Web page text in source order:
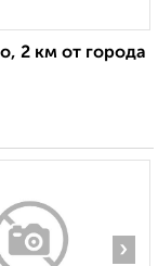
2 км от города
›